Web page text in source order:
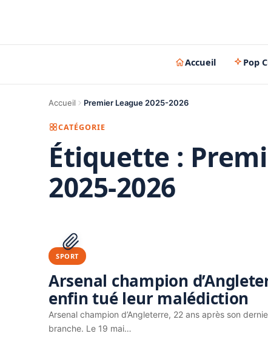
Accueil Pop
Accueil Premier League 2025-2026
CATÉGORIE
Étiquette :
2025-2026
SPORT
Arsenal champion
enfin tué leur malédiction
Arsenal champion d’Angleterre, 22 ans après son
branche. Le 19 mai…